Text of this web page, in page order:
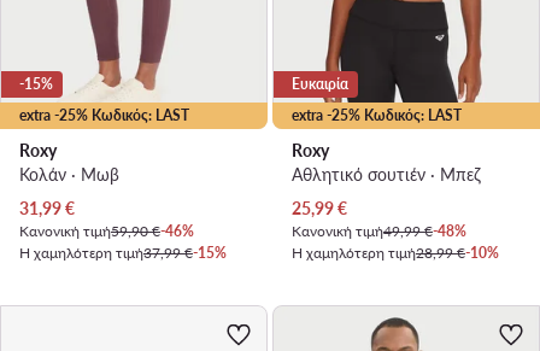
extra -25% Κωδικός: LAST
-15%
Roxy
Κολάν · Μωβ
Τρέχουσα τιμή
31,99€
Κανονική τιμή59,90 €-46%
Η χαμηλότερη τιμή37,99 €-15%
extra -25% Κωδικός: LAST
Ευκαιρία
Roxy
Αθλητικό σουτιέν · Μπεζ
Τρέχουσα τιμή
25,99€
Κανονική τιμή49,99 €-48%
Η χαμηλότερη τιμή28,99 €-10%